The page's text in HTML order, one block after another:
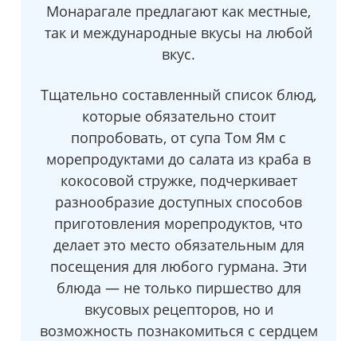
Монарагале предлагают как местные,
так и международные вкусы на любой
вкус.
Тщательно составленный список блюд,
которые обязательно стоит
попробовать, от супа Том Ям с
морепродуктами до салата из краба в
кокосовой стружке, подчеркивает
разнообразие доступных способов
приготовления морепродуктов, что
делает это место обязательным для
посещения для любого гурмана. Эти
блюда — не только пиршество для
вкусовых рецепторов, но и
возможность познакомиться с сердцем